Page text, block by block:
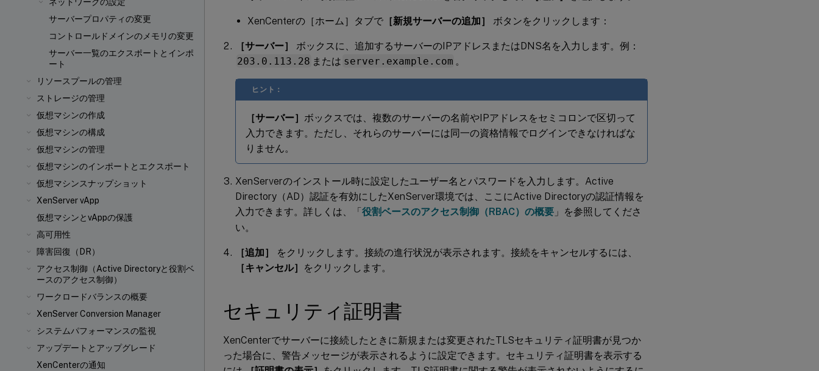
サーバープロパティの変更
コントロールドメインのメモリの変更
サーバー一覧のエクスポートとインポ
ート
リソースプールの管理
ストレージの管理
仮想マシンの作成
仮想マシンの構成
仮想マシンの管理
仮想マシンのインポートとエクスポート
仮想マシンスナップショット
XenServer vApp
仮想マシンとvAppの保護
高可用性
障害回復（DR）
アクセス制御（Active Directoryと役割ベ
ースのアクセス制御）
ワークロードバランスの概要
XenServer Conversion Manager
システムパフォーマンスの監視
アップデートとアップグレード
XenCenterの通知
XenCenterの［ホーム］タブで ［新規サーバーの追加］ ボタンをクリックします：
［サーバー］
ボックスに、追加するサーバーのIPアドレスまたはDNS名を入力します。例：
203.0.113.28 または server.example.com 。
ヒント：
［サーバー］ ボックスでは、複数のサーバーの名前やIPアドレスをセミコロンで区切って
入力できます。ただし、それらのサーバーには同一の資格情報でログインできなければな
りません。
XenServerのインストール時に設定したユーザー名とパスワードを入力します。Active
Directory（AD）認証を有効にしたXenServer環境では、ここにActive Directoryの認証情報を
入力できます。詳しくは、「役割ベースのアクセス制御（RBAC）の概要 」を参照してくださ
い。
［追加］
をクリックします。接続の進行状況が表示されます。接続をキャンセルするには、
［キャンセル］
をクリックします。
セキュリティ証明書
XenCenterでサーバーに接続したときに新規または変更されたTLSセキュリティ証明書が見つか
った場合に、警告メッセージが表示されるように設定できます。セキュリティ証明書を表示する